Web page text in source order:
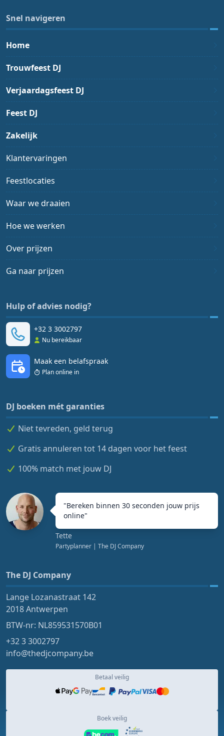
Snel navigeren
Home
Trouwfeest DJ
Verjaardagsfeest DJ
Feest DJ
Zakelijk
Klantervaringen
Feestlocaties
Waar we draaien
Hoe we werken
Over prijzen
Ga naar prijzen
Hulp of advies nodig?
+32 3 3002797
Nu bereikbaar
Maak een belafspraak
Plan online in
DJ boeken mét garanties
Niet tevreden, geld terug
Gratis annuleren tot 14 dagen voor het feest
100% match met jouw DJ
"Bereken binnen 30 seconden jouw prijs
online"
Tette
Partyplanner | The DJ Company
The DJ Company
Lange Lozanastraat 142
2018 Antwerpen
BTW-nr: NL859531570B01
+32 3 3002797
info@thedjcompany.be
Betaal veilig
Boek veilig